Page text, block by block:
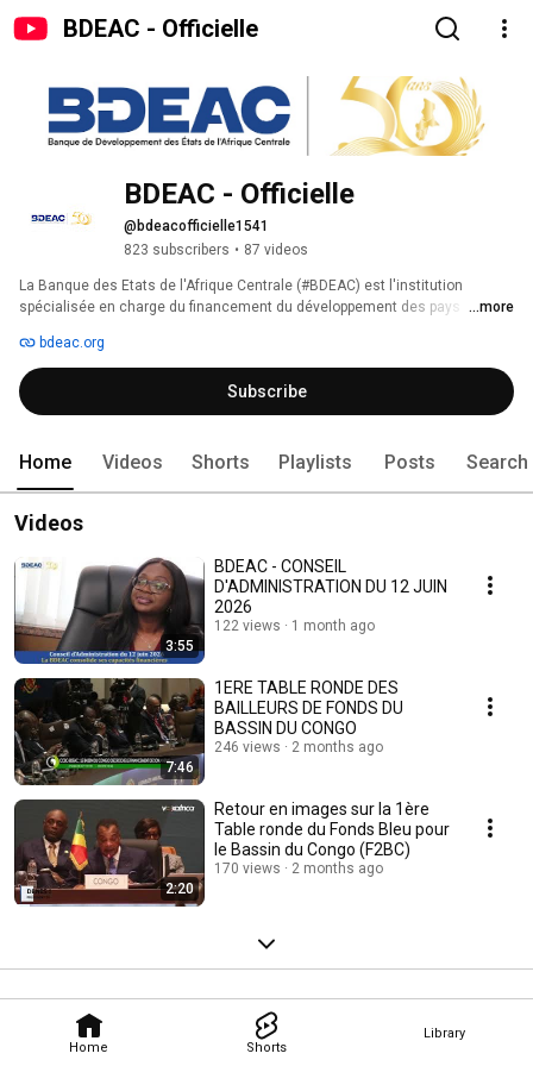
BDEAC - Officielle
Home Shorts
Library
BDEAC - Officielle
@bdeacofficielle1541
823 subscribers • 87 videos
La Banque des Etats de l'Afrique Centrale (#BDEAC) est l'institution
spécialisée en charge du financement du développement des pays
Centrale (#cemac).
...more
bdeac.org
Subscribe
Home Videos Shorts Playlists Posts Search
Videos
3:55
BDEAC - CONSEIL
D'ADMINISTRATION DU 12 JUIN
2026
122 views 1 month ago
7:46
1ERE TABLE RONDE DES
BAILLEURS DE FONDS DU
BASSIN DU CONGO
246 views 2 months ago
2:20
Retour en images sur la 1ère
Table ronde du Fonds Bleu pour
le Bassin du Congo (F2BC)
170 views 2 months ago